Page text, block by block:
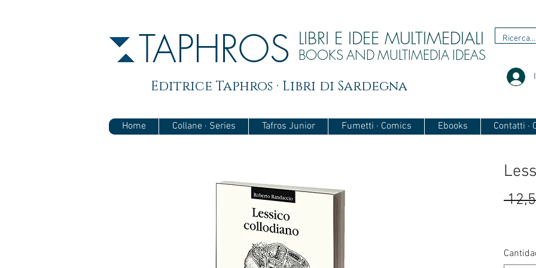
TAPHROS LIBRI E IDEE MULTIMEDIALI
BOOKS ANDMULTIMEDIA IDEAS
Editrice Taphros · Libri di Sardegna
Home Collane · Series Tafros Junior Fumetti · Comics Ebooks Contatti ·